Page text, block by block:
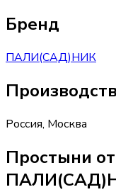
Бренд
ПАЛИ(САД)НИК
Россия, Москва
Простыни